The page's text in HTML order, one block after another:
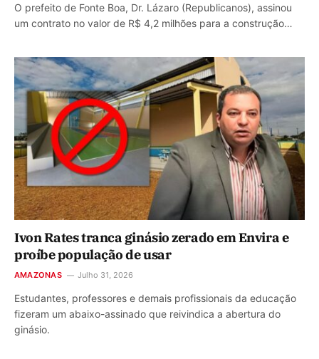
O prefeito de Fonte Boa, Dr. Lázaro (Republicanos), assinou
um contrato no valor de R$ 4,2 milhões para a construção…
Ivon Rates tranca ginásio zerado em Envira e
proíbe população de usar
AMAZONAS Julho 31, 2026
Estudantes, professores e demais profissionais da educação
fizeram um abaixo-assinado que reivindica a abertura do
ginásio.